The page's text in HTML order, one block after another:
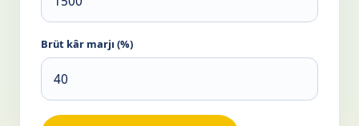
Brüt kâr marjı (%)